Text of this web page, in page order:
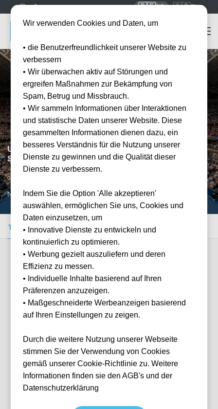
🇩🇪DE 🇬🇧EN
US Open - Men’s / Women’s Quarterfinals - 8
September - Night Session
08.09.2026
NYC, US
Tickets kaufen Event-Info FAQ
Verfügbare Kategorien (4)
Lower Tier Sideline
Wir verwenden Cookies und Daten, um
• die Benutzerfreundlichkeit unserer Website zu
verbessern
• Wir überwachen aktiv auf Störungen und
ergreifen Maßnahmen zur Bekämpfung von
Spam, Betrug und Missbrauch.
• Wir sammeln Informationen über Interaktionen
und statistische Daten unserer Website. Diese
gesammelten Informationen dienen dazu, ein
besseres Verständnis für die Nutzung unserer
Dienste zu gewinnen und die Qualität dieser
Dienste zu verbessern.
Indem Sie die Option 'Alle akzeptieren'
auswählen, ermöglichen Sie uns, Cookies und
Daten einzusetzen, um
• Innovative Dienste zu entwickeln und
kontinuierlich zu optimieren.
• Werbung gezielt auszuliefern und deren
Effizienz zu messen.
• Individuelle Inhalte basierend auf Ihren
Präferenzen anzuzeigen.
• Maßgeschneiderte Werbeanzeigen basierend
auf Ihren Einstellungen zu zeigen.
Durch die weitere Nutzung unserer Webseite
stimmen Sie der Verwendung von Cookies
gemäß unserer Cookie-Richtlinie zu. Weitere
Informationen finden sie den AGB's und der
Datenschutzerklärung